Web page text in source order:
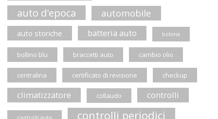
auto d'epoca automobile
auto storiche batteria auto bobina
bollino blu braccetti auto cambio olio
centralina certificato di revisione checkup
climatizzatore collaudo controlli
controlli auto controlli periodici